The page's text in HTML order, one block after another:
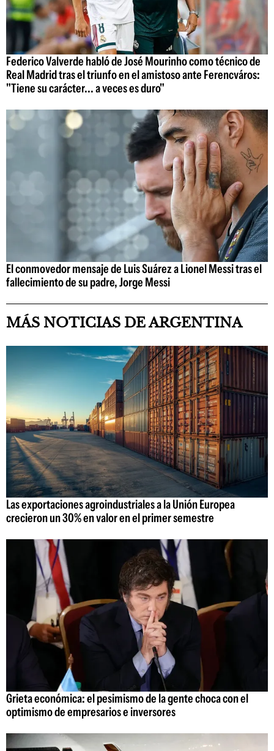
Federico Valverde habló de José Mourinho como técnico de
Real Madrid tras el triunfo en el amistoso ante Ferencváros:
"Tiene su carácter... a veces es duro"
El conmovedor mensaje de Luis Suárez a Lionel Messi tras el
fallecimiento de su padre, Jorge Messi
MÁS NOTICIAS DE ARGENTINA
Las exportaciones agroindustriales a la Unión Europea
crecieron un 30% en valor en el primer semestre
Grieta económica: el pesimismo de la gente choca con el
optimismo de empresarios e inversores